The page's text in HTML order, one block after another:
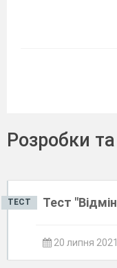
Розробки
ТЕСТ Тест
20 липня 2021